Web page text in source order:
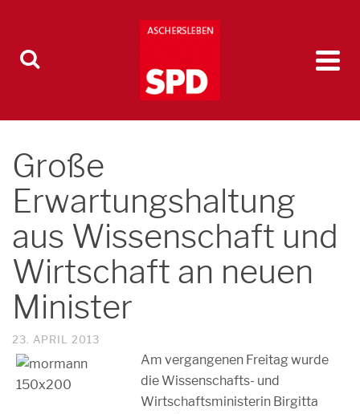
Große
Erwartungshaltung
aus Wissenschaft und
Wirtschaft an neuen
Minister
23. APRIL 2013
Am vergangenen Freitag wurde
die Wissenschafts- und
Wirtschaftsministerin Birgitta